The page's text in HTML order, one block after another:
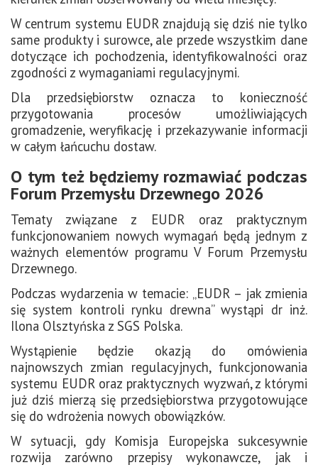
W centrum systemu EUDR znajdują się dziś nie tylko
same produkty i surowce, ale przede wszystkim dane
dotyczące ich pochodzenia, identyfikowalności oraz
zgodności z wymaganiami regulacyjnymi.
Dla przedsiębiorstw oznacza to konieczność
przygotowania procesów umożliwiających
gromadzenie, weryfikację i przekazywanie informacji
w całym łańcuchu dostaw.
O tym też będziemy rozmawiać podczas
Forum Przemysłu Drzewnego 2026
Tematy związane z EUDR oraz praktycznym
funkcjonowaniem nowych wymagań będą jednym z
ważnych elementów programu V Forum Przemysłu
Drzewnego.
Podczas wydarzenia w temacie: „EUDR – jak zmienia
się system kontroli rynku drewna” wystąpi dr inż.
Ilona Olsztyńska z SGS Polska.
Wystąpienie będzie okazją do omówienia
najnowszych zmian regulacyjnych, funkcjonowania
systemu EUDR oraz praktycznych wyzwań, z którymi
już dziś mierzą się przedsiębiorstwa przygotowujące
się do wdrożenia nowych obowiązków.
W sytuacji, gdy Komisja Europejska sukcesywnie
rozwija zarówno przepisy wykonawcze, jak i